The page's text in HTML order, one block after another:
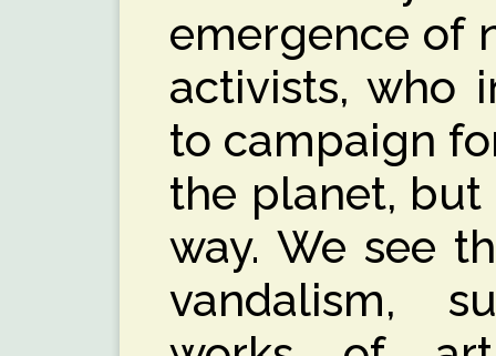
emergence of
activists, who
to campaign
the planet, but
way. We see
vandalism,